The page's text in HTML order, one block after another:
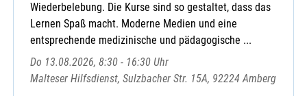
Wiederbelebung. Die Kurse sind so gestaltet, dass das
Lernen Spaß macht. Moderne Medien und eine
entsprechende medizinische und pädagogische ...
Do 13.08.2026, 8:30 - 16:30 Uhr
Malteser Hilfsdienst, Sulzbacher Str. 15A, 92224 Amberg